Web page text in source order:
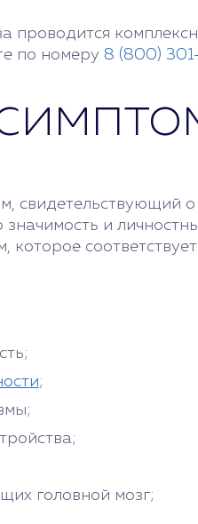
по номеру 8 (800)
свидетельствующий
и
;
головной мозг;